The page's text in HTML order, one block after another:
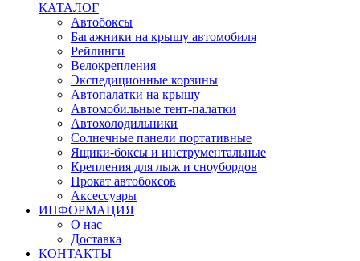
КАТАЛОГ
Автобоксы
Багажники на крышу автомобиля
Рейлинги
Велокрепления
Экспедиционные корзины
Автопалатки на крышу
Автомобильные тент-палатки
Автохолодильники
Солнечные панели портативные
Ящики-боксы и инструментальные
Крепления для лыж и сноубордов
Прокат автобоксов
Аксессуары
ИНФОРМАЦИЯ
О нас
Доставка
КОНТАКТЫ